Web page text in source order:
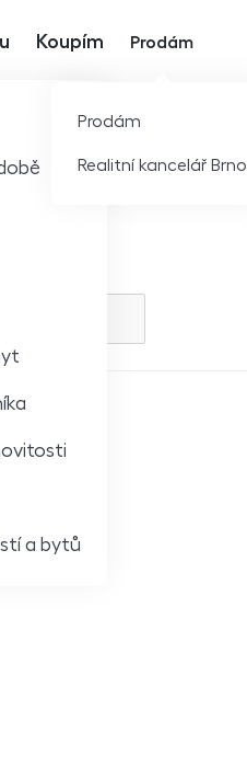
a bytů
Koupím Prodám
Prodám
Realitní kancelář Brno